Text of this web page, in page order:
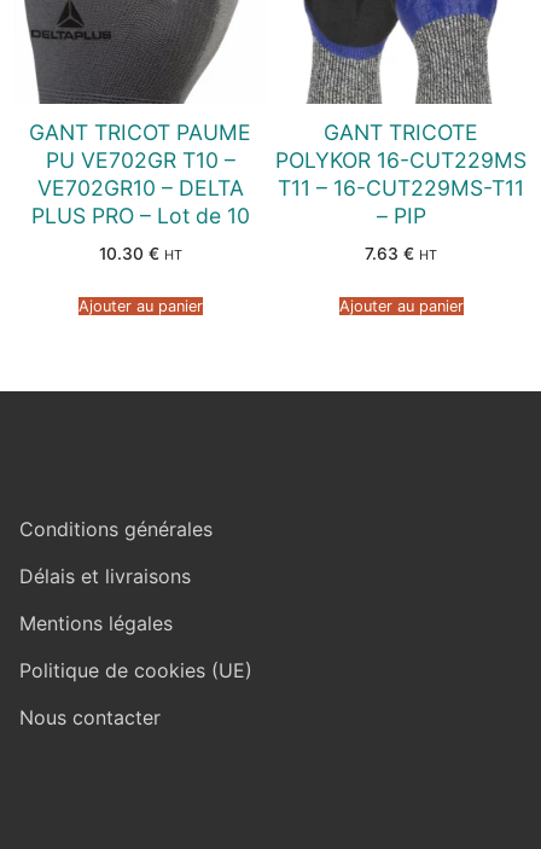
GANT TRICOT PAUME
PU VE702GR T10 –
VE702GR10 – DELTA
PLUS PRO – Lot de 10
10.30 € HT
Ajouter au panier
GANT TRICOTE
POLYKOR 16-CUT229MS
T11 – 16-CUT229MS-T11
– PIP
7.63 € HT
Ajouter au panier
Conditions générales
Délais et livraisons
Mentions légales
Politique de cookies (UE)
Nous contacter